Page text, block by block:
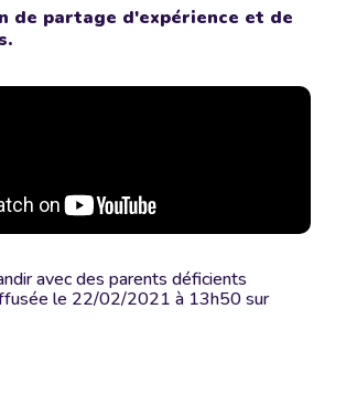
de partage d'expérience et de
avec des parents déficients
le 22/02/2021 à 13h50 sur